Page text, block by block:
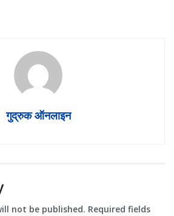
गुद्रुक ऑनलाइन
not be published. Required fields